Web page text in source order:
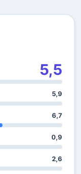
5,5
5,9
6,7
0,9
2,6